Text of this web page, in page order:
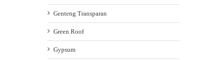
Genteng Transparan
Green Roof
Gypsum